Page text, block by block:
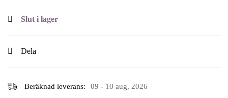
Slut i lager
Dela
Beräknad leverans: 09 - 10 aug, 2026